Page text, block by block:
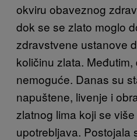
okviru obaveznog
dok se se zlato moglo
zdravstvene ustanove
količinu zlata.
nemoguće. Danas su
napuštene, livenje i
zlatnog lima koji se
upotrebljava. Postojala